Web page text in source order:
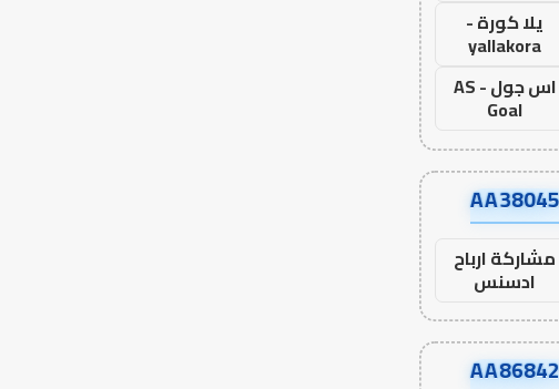
يلا كورة -
yallakora
اس جول - AS
Goal
مشاركة ارباح
ادسنس